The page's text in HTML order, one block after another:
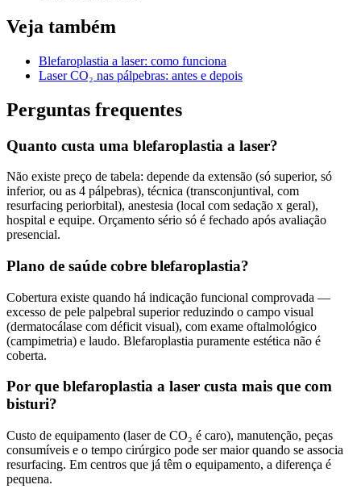
Veja também
Blefaroplastia a laser: como funciona
Laser CO₂ nas pálpebras: antes e depois
Perguntas frequentes
Quanto custa uma blefaroplastia a laser?
Não existe preço de tabela: depende da extensão (só superior, só
inferior, ou as 4 pálpebras), técnica (transconjuntival, com
resurfacing periorbital), anestesia (local com sedação x geral),
hospital e equipe. Orçamento sério só é fechado após avaliação
presencial.
Plano de saúde cobre blefaroplastia?
Cobertura existe quando há indicação funcional comprovada —
excesso de pele palpebral superior reduzindo o campo visual
(dermatocálase com déficit visual), com exame oftalmológico
(campimetria) e laudo. Blefaroplastia puramente estética não é
coberta.
Por que blefaroplastia a laser custa mais que com
bisturi?
Custo de equipamento (laser de CO₂ é caro), manutenção, peças
consumíveis e o tempo cirúrgico pode ser maior quando se associa
resurfacing. Em centros que já têm o equipamento, a diferença é
pequena.